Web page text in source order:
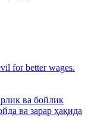
for better wages.
ва бойлик
ва зарар ҳақида